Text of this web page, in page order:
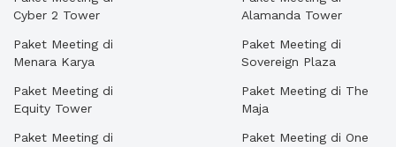
Cyber 2 Tower
Paket Meeting di
Menara Karya
Paket Meeting di
Equity Tower
Paket Meeting di
Alamanda Tower
Paket Meeting di
Sovereign Plaza
Paket Meeting di The
Maja
Paket Meeting di One